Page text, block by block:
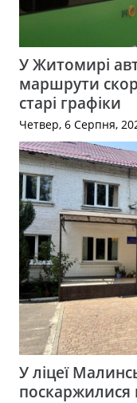
У Житомирі
маршрути
старі графіки
Четвер, 6 Серпня,
У ліцеї
поскаржилися